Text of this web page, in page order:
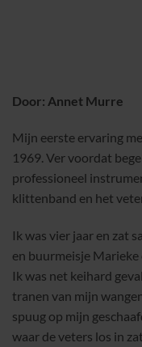
Door: Annet Murre
Mijn eerste ervaring
1969. Ver voordat
professioneel
klittenband en het
Ik was vier jaar en zat
en buurmeisje
Ik was net keihard
tranen van mijn
spuug op mijn
waar de veters los in